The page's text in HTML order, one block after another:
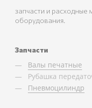
запчасти и расходные
оборудования.
Запчасти
Валы печатные
Рубашка
Пневмоцилиндр